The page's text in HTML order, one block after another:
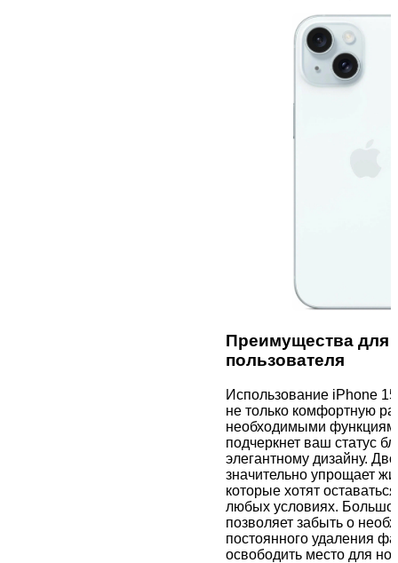
Преимущества для
пользователя
Использование iPhone
не только комфортную
необходимыми
подчеркнет ваш статус
элегантному дизайну.
значительно упрощает
которые хотят
любых условиях.
позволяет забыть о
постоянного удаления
освободить место для